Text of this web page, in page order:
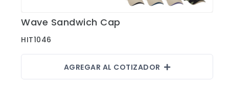
Ver Detalles
Wave Sandwich Cap
HIT1046
AGREGAR AL COTIZADOR